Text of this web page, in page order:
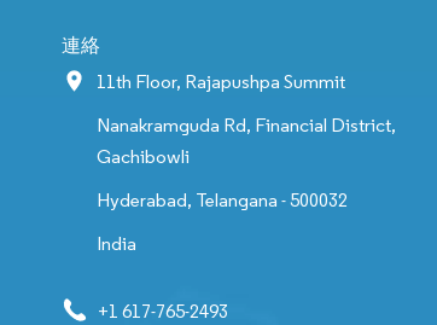
連絡
11th Floor, Rajapushpa Summit
Nanakramguda Rd, Financial District,
Gachibowli
Hyderabad, Telangana - 500032
India
+1 617-765-2493